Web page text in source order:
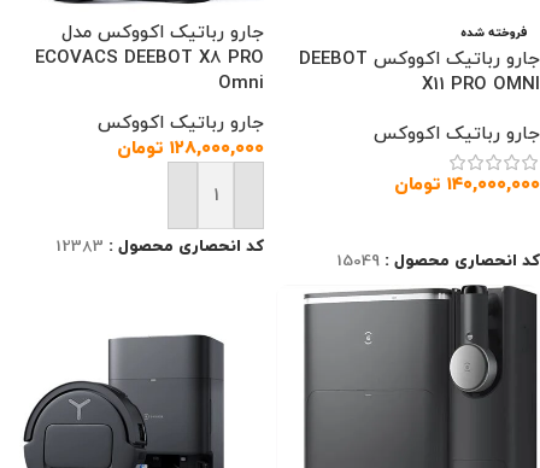
فروخته شده
جارو رباتیک اکووکس DEEBOT
X11 PRO OMNI
جارو رباتیک اکووکس
۱۴۰,۰۰۰,۰۰۰ تومان
کد انحصاری محصول : 15049
جارو رباتیک اکووکس مدل
ECOVACS DEEBOT X8 PRO
Omni
جارو رباتیک اکووکس
۱۲۸,۰۰۰,۰۰۰ تومان
افزودن به سبد خرید
کد انحصاری محصول : 12383